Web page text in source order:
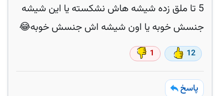
5 تا ملق زده شیشه هاش نشکسته یا این شیشه
جنسش خوبه یا اون شیشه اش جنسش خوبه😂
12
1
پاسخ